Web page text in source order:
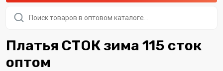
товаров
Платья СТОК зима 115 сток
оптом